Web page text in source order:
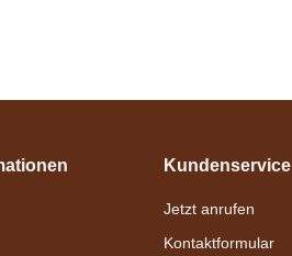
Kundenservice
Jetzt anrufen
Kontaktformular